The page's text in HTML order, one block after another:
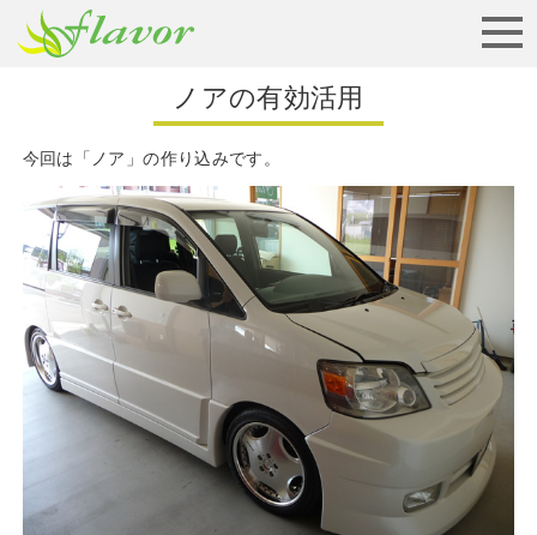
ノアの有効活用
今回は「ノア」の作り込みです。